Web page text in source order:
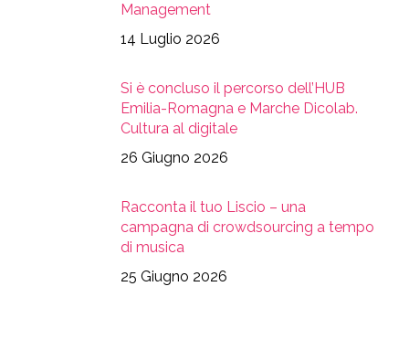
Management
14 Luglio 2026
Si è concluso il percorso dell’HUB
Emilia-Romagna e Marche Dicolab.
Cultura al digitale
26 Giugno 2026
Racconta il tuo Liscio – una
campagna di crowdsourcing a tempo
di musica
25 Giugno 2026